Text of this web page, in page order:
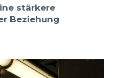
stärkere
Beziehung